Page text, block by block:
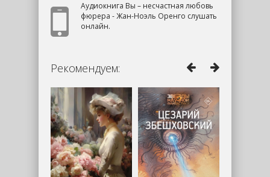
Аудиокнига Вы – несчастная любовь
фюрера - Жан-Ноэль Оренго слушать
онлайн.
Рекомендуем: